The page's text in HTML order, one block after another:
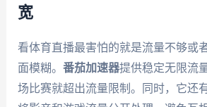
宽
看体育直播最害怕的就是流量不够或
面模糊。 番茄加速器提供稳定无限流
场比赛就超出流量限制。同时，它还